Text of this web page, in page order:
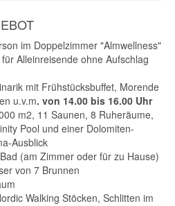
im Doppelzimmer "Almwellness"
Alleinreisende ohne Aufschlag
mit Frühstücksbuffet, Morende
u.v.m. von 14.00 bis 16.00 Uhr
m2, 11 Saunen, 8 Ruheräume,
Pool und einer Dolomiten-
Ausblick
(am Zimmer oder für zu Hause)
von 7 Brunnen
Walking Stöcken, Schlitten im